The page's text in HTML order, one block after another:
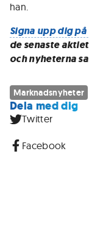
han.
Signa upp dig
de senaste
och nyheterna
Marknadsnyheter
Dela med dig
Twitter
Facebook